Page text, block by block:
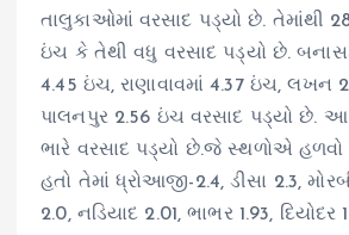
તાલુકાઓમાં વરસાદ પડ્યો છે. તેમાંથી
ઇંચ કે તેથી વધુ વરસાદ પડ્યો છે.
4.45 ઇંચ, રાણાવાવમાં 4.37 ઇંચ, લખન
પાલનપુર 2.56 ઇંચ વરસાદ પડ્યો છે.
ભારે વરસાદ પડ્યો છે.જે સ્થળોએ હળવો
હતો તેમાં ધ્રોઆજી-2.4, ડીસા 2.3,
2.0, નડિયાદ 2.01, ભાભર 1.93, દિયોદર